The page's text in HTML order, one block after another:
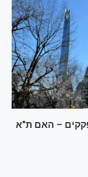
פקקים – האם ת"א